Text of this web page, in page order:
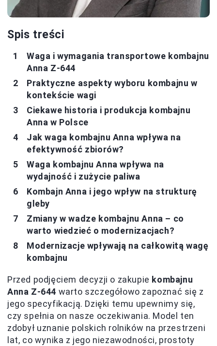
Spis treści
Waga i wymagania transportowe kombajnu
Anna Z-644
Praktyczne aspekty wyboru kombajnu w
kontekście wagi
Ciekawe historia i produkcja kombajnu
Anna w Polsce
Jak waga kombajnu Anna wpływa na
efektywność zbiorów?
Waga kombajnu Anna wpływa na
wydajność i zużycie paliwa
Kombajn Anna i jego wpływ na strukturę
gleby
Zmiany w wadze kombajnu Anna – co
warto wiedzieć o modernizacjach?
Modernizacje wpływają na całkowitą wagę
kombajnu
Przed podjęciem decyzji o zakupie kombajnu
Anna Z-644 warto szczegółowo zapoznać się z
jego specyfikacją. Dzięki temu upewnimy się,
czy spełnia on nasze oczekiwania. Model ten
zdobył uznanie polskich rolników na przestrzeni
lat, co wynika z jego niezawodności, prostoty